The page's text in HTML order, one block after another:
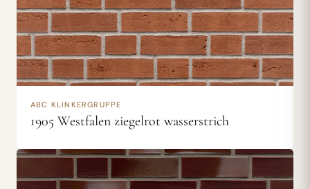
ABC KLINKERGRUPPE
1905 Westfalen ziegelrot wasserstrich